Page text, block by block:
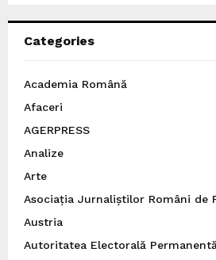
Categories
Academia Română
Afaceri
AGERPRESS
Analize
Arte
Asociația Jurnaliștilor Români de
Austria
Autoritatea Electorală Permanentă